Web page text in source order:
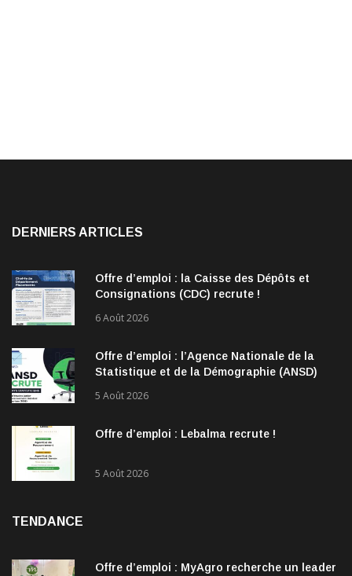
DERNIERS ARTICLES
Offre d’emploi : la Caisse des Dépôts et
Consignations (CDC) recrute !
6 Août 2026
Offre d’emploi : l’Agence Nationale de la
Statistique et de la Démographie (ANSD)
5 Août 2026
Offre d’emploi : Lebalma recrute !
5 Août 2026
TENDANCE
Offre d’emploi : MyAgro recherche un leader